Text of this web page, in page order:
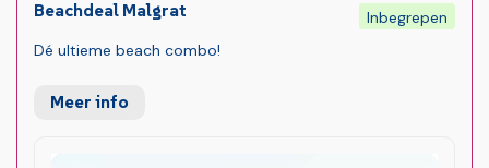
Beachdeal Malgrat
Inbegrepen
Dé ultieme beach combo!
Meer info